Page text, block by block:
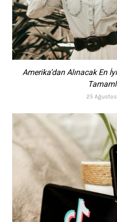
Amerika’dan Alınacak En
25